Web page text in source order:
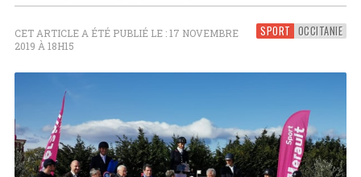
SPORT OCCITANIE
CET ARTICLE A ÉTÉ PUBLIÉ LE : 17 NOVEMBRE
2019 À 18H15